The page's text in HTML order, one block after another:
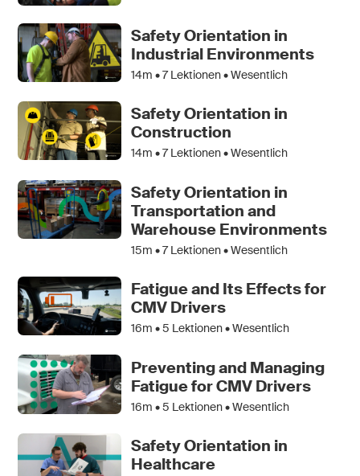
Safety Orientation in
Industrial Environments
14m •7Lektionen • Wesentlich
Safety Orientation in
Construction
14m •7Lektionen • Wesentlich
Safety Orientation in
Transportation and
Warehouse Environments
15m •7Lektionen • Wesentlich
Fatigue and Its Effects for
CMV Drivers
16m •5 Lektionen • Wesentlich
Preventing and Managing
Fatigue for CMV Drivers
16m •5 Lektionen • Wesentlich
Safety Orientation in
Healthcare